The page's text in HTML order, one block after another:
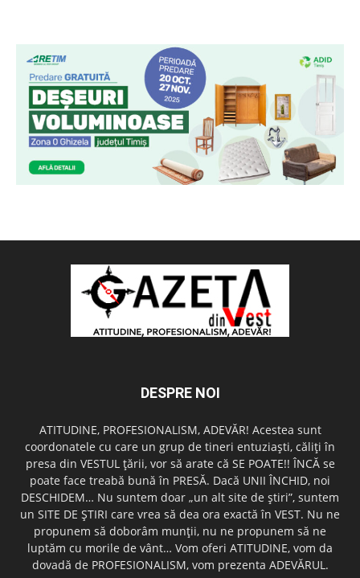
DESPRE NOI
ATITUDINE, PROFESIONALISM, ADEVĂR! Acestea sunt
coordonatele cu care un grup de tineri entuziaşti, căliţi în
presa din VESTUL ţării, vor să arate că SE POATE!! ÎNCĂ se
poate face treabă bună în PRESĂ. Dacă UNII ÎNCHID, noi
DESCHIDEM… Nu suntem doar „un alt site de ştiri”, suntem
un SITE DE ŞTIRI care vrea să dea ora exactă în VEST. Nu ne
propunem să doborâm munţii, nu ne propunem să ne
luptăm cu morile de vânt… Vom oferi ATITUDINE, vom da
dovadă de PROFESIONALISM, vom prezenta ADEVĂRUL.